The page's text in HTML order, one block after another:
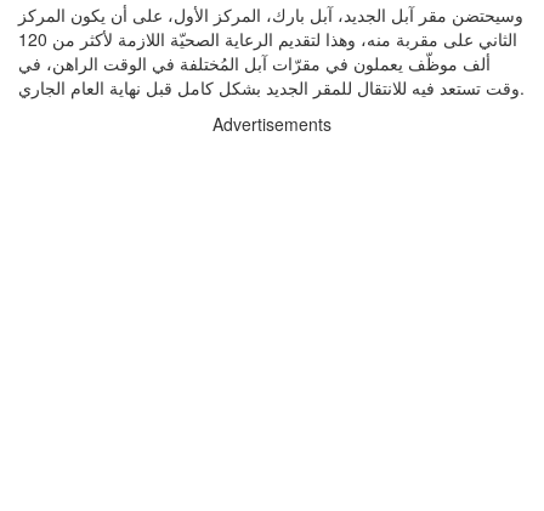
وسيحتضن مقر آبل الجديد، آبل بارك، المركز الأول، على أن يكون المركز
الثاني على مقربة منه، وهذا لتقديم الرعاية الصحيّة اللازمة لأكثر من 120
ألف موظّف يعملون في مقرّات آبل المُختلفة في الوقت الراهن، في
وقت تستعد فيه للانتقال للمقر الجديد بشكل كامل قبل نهاية العام الجاري.
Advertisements